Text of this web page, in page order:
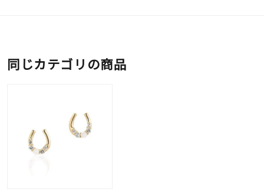
同じカテゴリの商品